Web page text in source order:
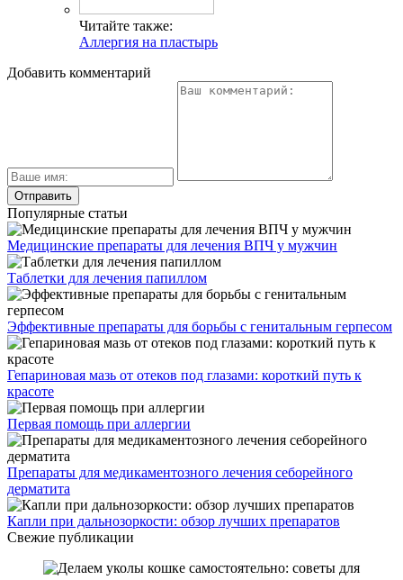
Читайте также:
Аллергия на пластырь
Добавить комментарий
Популярные статьи
Медицинские препараты для лечения ВПЧ у мужчин
Таблетки для лечения папиллом
Эффективные препараты для борьбы с генитальным герпесом
Гепариновая мазь от отеков под глазами: короткий путь к
красоте
Первая помощь при аллергии
Препараты для медикаментозного лечения себорейного
дерматита
Капли при дальнозоркости: обзор лучших препаратов
Свежие публикации